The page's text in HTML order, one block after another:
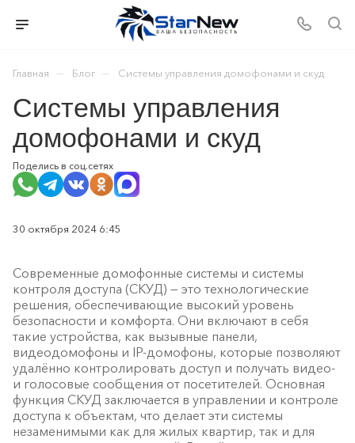
Главная — Блог — Системы управления домофонами и скуд
Поделись в соц.сетях
Системы управления
домофонами и скуд
30 октября 2024 6:45
Современные домофонные системы и системы
контроля доступа (СКУД) — это технологические
решения, обеспечивающие высокий уровень
безопасности и комфорта. Они включают в себя
такие устройства, как вызывные панели,
видеодомофоны и IP-домофоны, которые позволяют
удалённо контролировать доступ и получать видео-
и голосовые сообщения от посетителей. Основная
функция СКУД заключается в управлении и контроле
доступа к объектам, что делает эти системы
незаменимыми как для жилых квартир, так и для